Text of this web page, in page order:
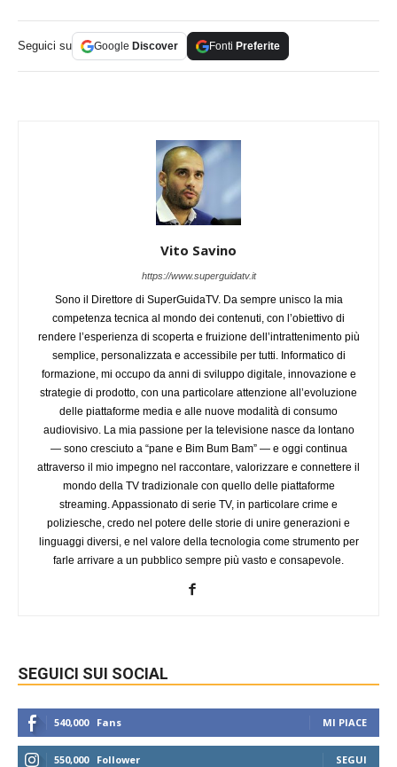
Seguici su Google Discover Fonti Preferite
Vito Savino
https://www.superguidatv.it
Sono il Direttore di SuperGuidaTV. Da sempre unisco la mia
competenza tecnica al mondo dei contenuti, con l’obiettivo di
rendere l’esperienza di scoperta e fruizione dell’intrattenimento più
semplice, personalizzata e accessibile per tutti. Informatico di
formazione, mi occupo da anni di sviluppo digitale, innovazione e
strategie di prodotto, con una particolare attenzione all’evoluzione
delle piattaforme media e alle nuove modalità di consumo
audiovisivo. La mia passione per la televisione nasce da lontano
— sono cresciuto a “pane e Bim Bum Bam” — e oggi continua
attraverso il mio impegno nel raccontare, valorizzare e connettere il
mondo della TV tradizionale con quello delle piattaforme
streaming. Appassionato di serie TV, in particolare crime e
poliziesche, credo nel potere delle storie di unire generazioni e
linguaggi diversi, e nel valore della tecnologia come strumento per
farle arrivare a un pubblico sempre più vasto e consapevole.
SEGUICI SUI SOCIAL
540,000 Fans MI PIACE
550,000 Follower SEGUI